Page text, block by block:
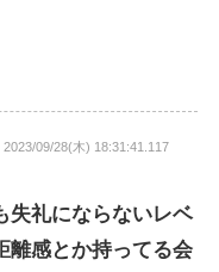
09/28(木) 18:31:41.117
失礼にならないレベ
離感とか持ってる会